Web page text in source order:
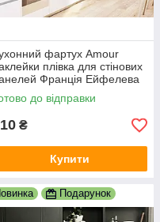
фартух Amour
плівка для стінових
Франція Ейфелева
тістечко Лувр
мм
до відправки
₴
Купити
Подарунок